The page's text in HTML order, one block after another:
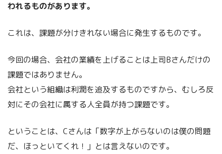
われるものがあります。
これは、課題が分けきれない場合に発生するものです。
今回の場合、会社の業績を上げることは上司Bさんだけの
課題ではありません。
会社という組織は利潤を追及するものですから、むしろ反
対にその会社に属する人全員が持つ課題です。
ということは、Cさんは「数字が上がらないのは僕の問題
だ、ほっといてくれ！」とは言えないのです。